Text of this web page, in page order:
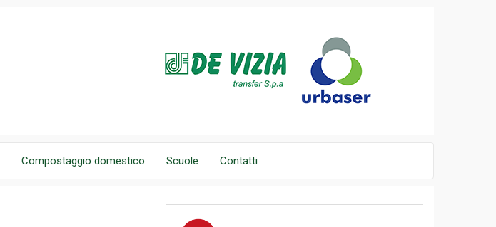
Compostaggio domestico Scuole Contatti